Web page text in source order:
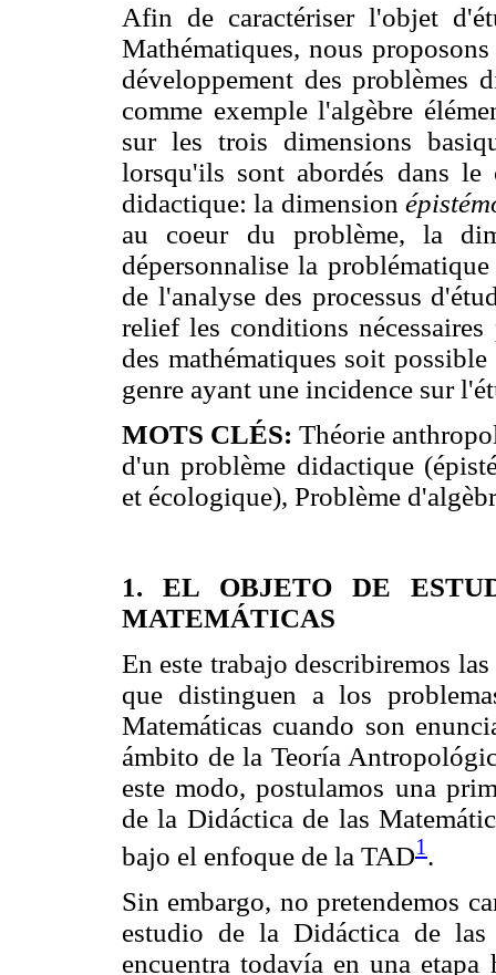
Afin de caractériser l'objet
Mathématiques, nous
développement des problèmes
comme exemple l'algèbre
sur les trois dimensions
lorsqu'ils sont abordés dans
didactique: la dimension
au coeur du problème, la
dépersonnalise la
de l'analyse des processus
relief les conditions
des mathématiques soit
genre ayant une incidence sur
MOTS CLÉS: Théorie
d'un problème didactique
et écologique), Problème
1. EL OBJETO DE
MATEMÁTICAS
En este trabajo describiremos
que distinguen a los
Matemáticas cuando son
ámbito de la Teoría
este modo, postulamos una
de la Didáctica de las
bajo el enfoque de la TAD1 .
Sin embargo, no pretendemos
estudio de la Didáctica de
encuentra todavía en una